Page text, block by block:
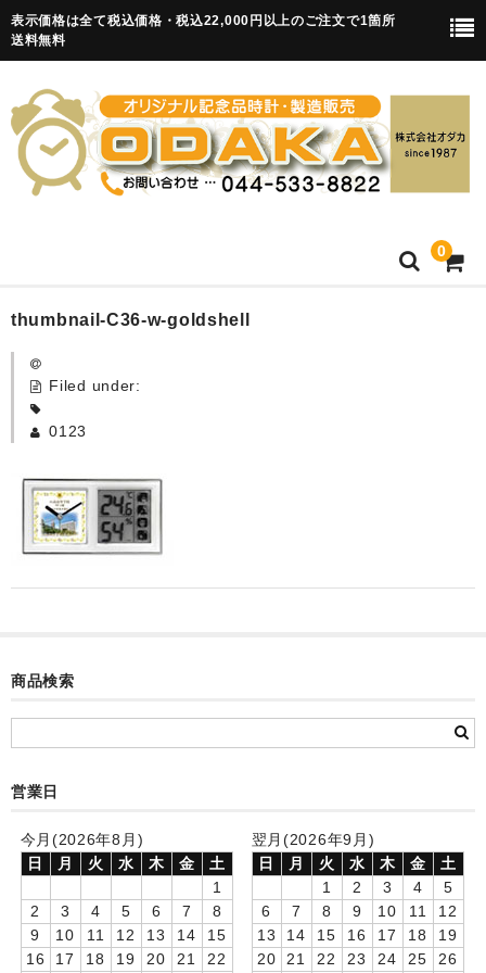
表示価格は全て税込価格・税込22,000円以上のご注文で1箇所
送料無料
0
HOME
卒園記念品
カード付フォトフレームクロック(集合)
目覚まし時計(集合＋個別)
目覚まし時計(個別)
制服メモリー
お絵かきギャラリー
自作オリジナル時計
thumbnail-C36-w-goldshell
Filed under:
0123
商品検索
営業日
今月(2026年8月)
日
月 火 水 木 金
土
1
2
3 4 5 6 7
8
9
10 11 12 13 14
15
16
17 18 19 20 21 22
翌月(2026年9月)
日
月 火 水 木 金
土
1
2 3 4
5
6
7 8 9 10 11
12
13
14 15 16 17 18
19
20
21 22 23 24 25 26